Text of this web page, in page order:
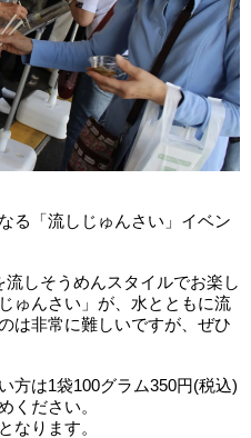
る「流しじゅんさい」イベン
しそうめんスタイルでお楽し
ゅんさい」が、水とともに流
は非常に難しいですが、ぜひ
方は1袋100グラム350円(税込)
ください。
なります。